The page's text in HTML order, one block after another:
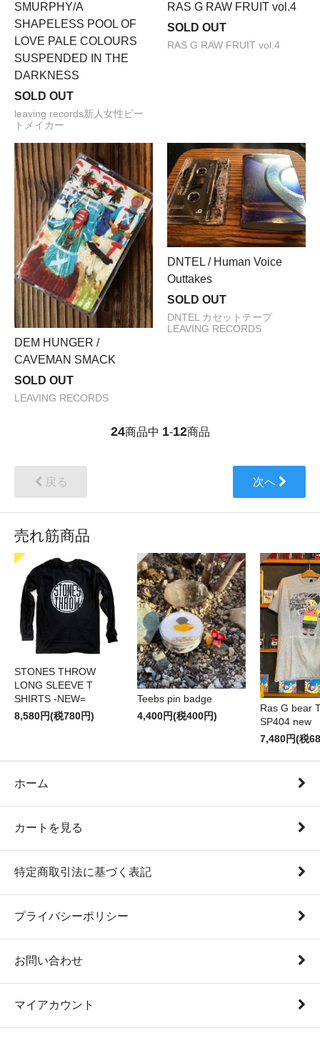
SMURPHY/A
SHAPELESS POOL OF
LOVE PALE COLOURS
SUSPENDED IN THE
DARKNESS
SOLD OUT
leaving records新人女性ビー
トメイカー
RAS G RAW FRUIT vol.4
SOLD OUT
RAS G RAW FRUIT vol.4
DEM HUNGER /
CAVEMAN SMACK
SOLD OUT
LEAVING RECORDS
DNTEL / Human Voice
Outtakes
SOLD OUT
DNTEL カセットテープ
LEAVING RECORDS
24商品中 1-12商品
戻る 次へ
売れ筋商品
STONES THROW
LONG SLEEVE T
SHIRTS -NEW=
8,580円(税780円)
Teebs pin badge
4,400円(税400円)
Ras G bear
SP404 new
7,480円(税
ホーム
カートを見る
特定商取引法に基づく表記
プライバシーポリシー
お問い合わせ
マイアカウント